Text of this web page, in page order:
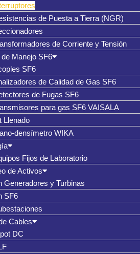
de Puesta a Tierra (NGR)
de Corriente y Tensión
Manejo SF6
SF6
de Calidad de Gas SF6
de Fugas SF6
para gas SF6 VAISALA
Llenado
densímetro WIKA
Fijos de Laboratorio
de Activos
Generadores y Turbinas
SF6
Cables
DC